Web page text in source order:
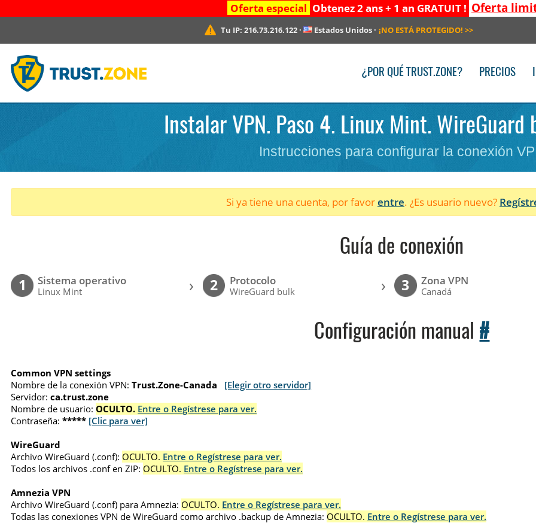
Oferta especial Obtenez 2 ans + 1 an GRATUIT ! Oferta
Tu IP: 216.73.216.122· Estados Unidos· ¡NO ESTÁ PROTEGIDO! >>
¿POR QUÉ TRUST.ZONE? PRECIOS
Instalar VPN. Paso 4. Linux Mint. WireGuard
Instrucciones para configurar la conexión
Si ya tiene una cuenta, por favorentre. ¿Es usuario nuevo?
Guía de conexión
1 Sistema operativo
Linux Mint › 2 Protocolo
WireGuard bulk › 3 Zona VPN
Canadá
Configuración manual #
Common VPN settings
Nombre de la conexión VPN: Trust.Zone-Canada
[Elegir otro servidor]
Servidor: ca.trust.zone
Nombre de usuario: OCULTO. Entre o Regístrese para ver.
Contraseña: ***** [Clic para ver]
WireGuard
Archivo WireGuard (.conf): OCULTO. Entre o Regístrese para ver.
Todos los archivos .conf en ZIP: OCULTO. Entre o Regístrese para ver.
Amnezia VPN
Archivo WireGuard (.conf) para Amnezia: OCULTO. Entre o Regístrese para ver.
Todas las conexiones VPN de WireGuard como archivo .backup de Amnezia: OCULTO. Entre o Regístrese para ver.